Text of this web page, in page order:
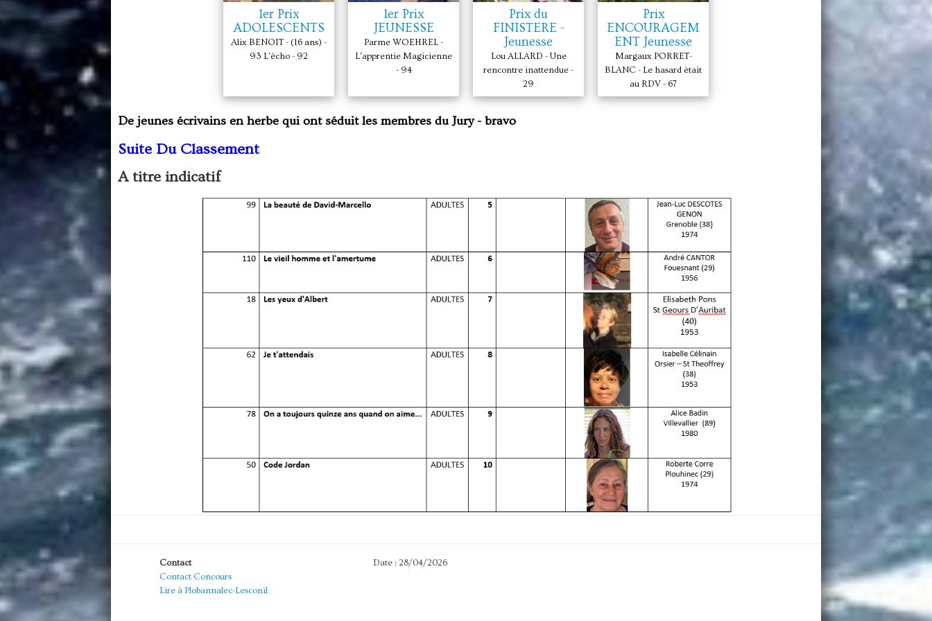
1er Prix
ADOLESCENTS
Alix BENOIT - (16 ans) -
93 L'écho - 92
1er Prix
JEUNESSE
Parme WOEHREL -
L'apprentie Magicienne
- 94
Prix du
FINISTERE -
Jeunesse
Lou ALLARD - Une
rencontre inattendue -
29
Prix
ENCOURAGEM
ENT Jeunesse
Margaux PORRET-
BLANC - Le hasard était
au RDV - 67
De jeunes écrivains en herbe qui ont séduit les membres du Jury - bravo
Suite Du Classement
A titre indicatif
Contact
Contact Concours
Lire à Plobannalec-Lesconil
Date : 28/04/2026